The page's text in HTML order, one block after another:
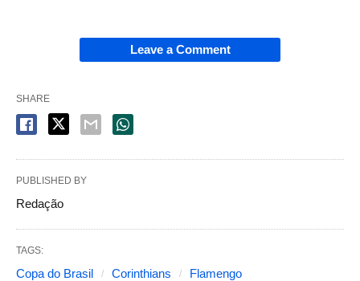
Leave a Comment
SHARE
PUBLISHED BY
Redação
TAGS:
Copa do Brasil Corinthians Flamengo